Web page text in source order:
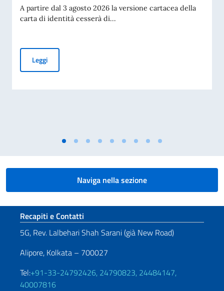
A partire dal 3 agosto 2026 la versione cartacea della
carta di identità cesserà di...
LeggiCessazione della validità della carta d’identità cartacea
Naviga nella sezione
Sezione footer
Recapiti e Contatti
5G, Rev. Lalbehari Shah Sarani (già New Road)
Alipore, Kolkata – 700027
Tel:+91-33-24792426, 24790823, 24484147,
40007816